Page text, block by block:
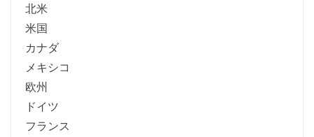
北米
米国
カナダ
メキシコ
欧州
ドイツ
フランス